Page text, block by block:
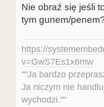
Nie obraź się jeśli
tym gunem/
https://
v=GwS7Es1x6mw
""Ja bardzo
Ja niczym nie
wychodzi.""